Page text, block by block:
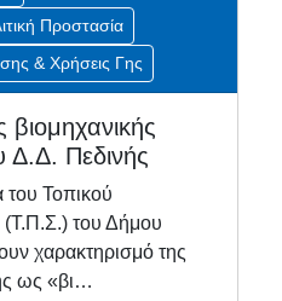
Προστασία
& Χρήσεις Γης
Δ.Δ. Πεδινής
του Τοπικού
(Τ.Π.Σ.) του Δήμου
χαρακτηρισμό της
ως «βι…